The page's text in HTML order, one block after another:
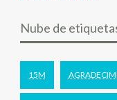
Nube de
15M